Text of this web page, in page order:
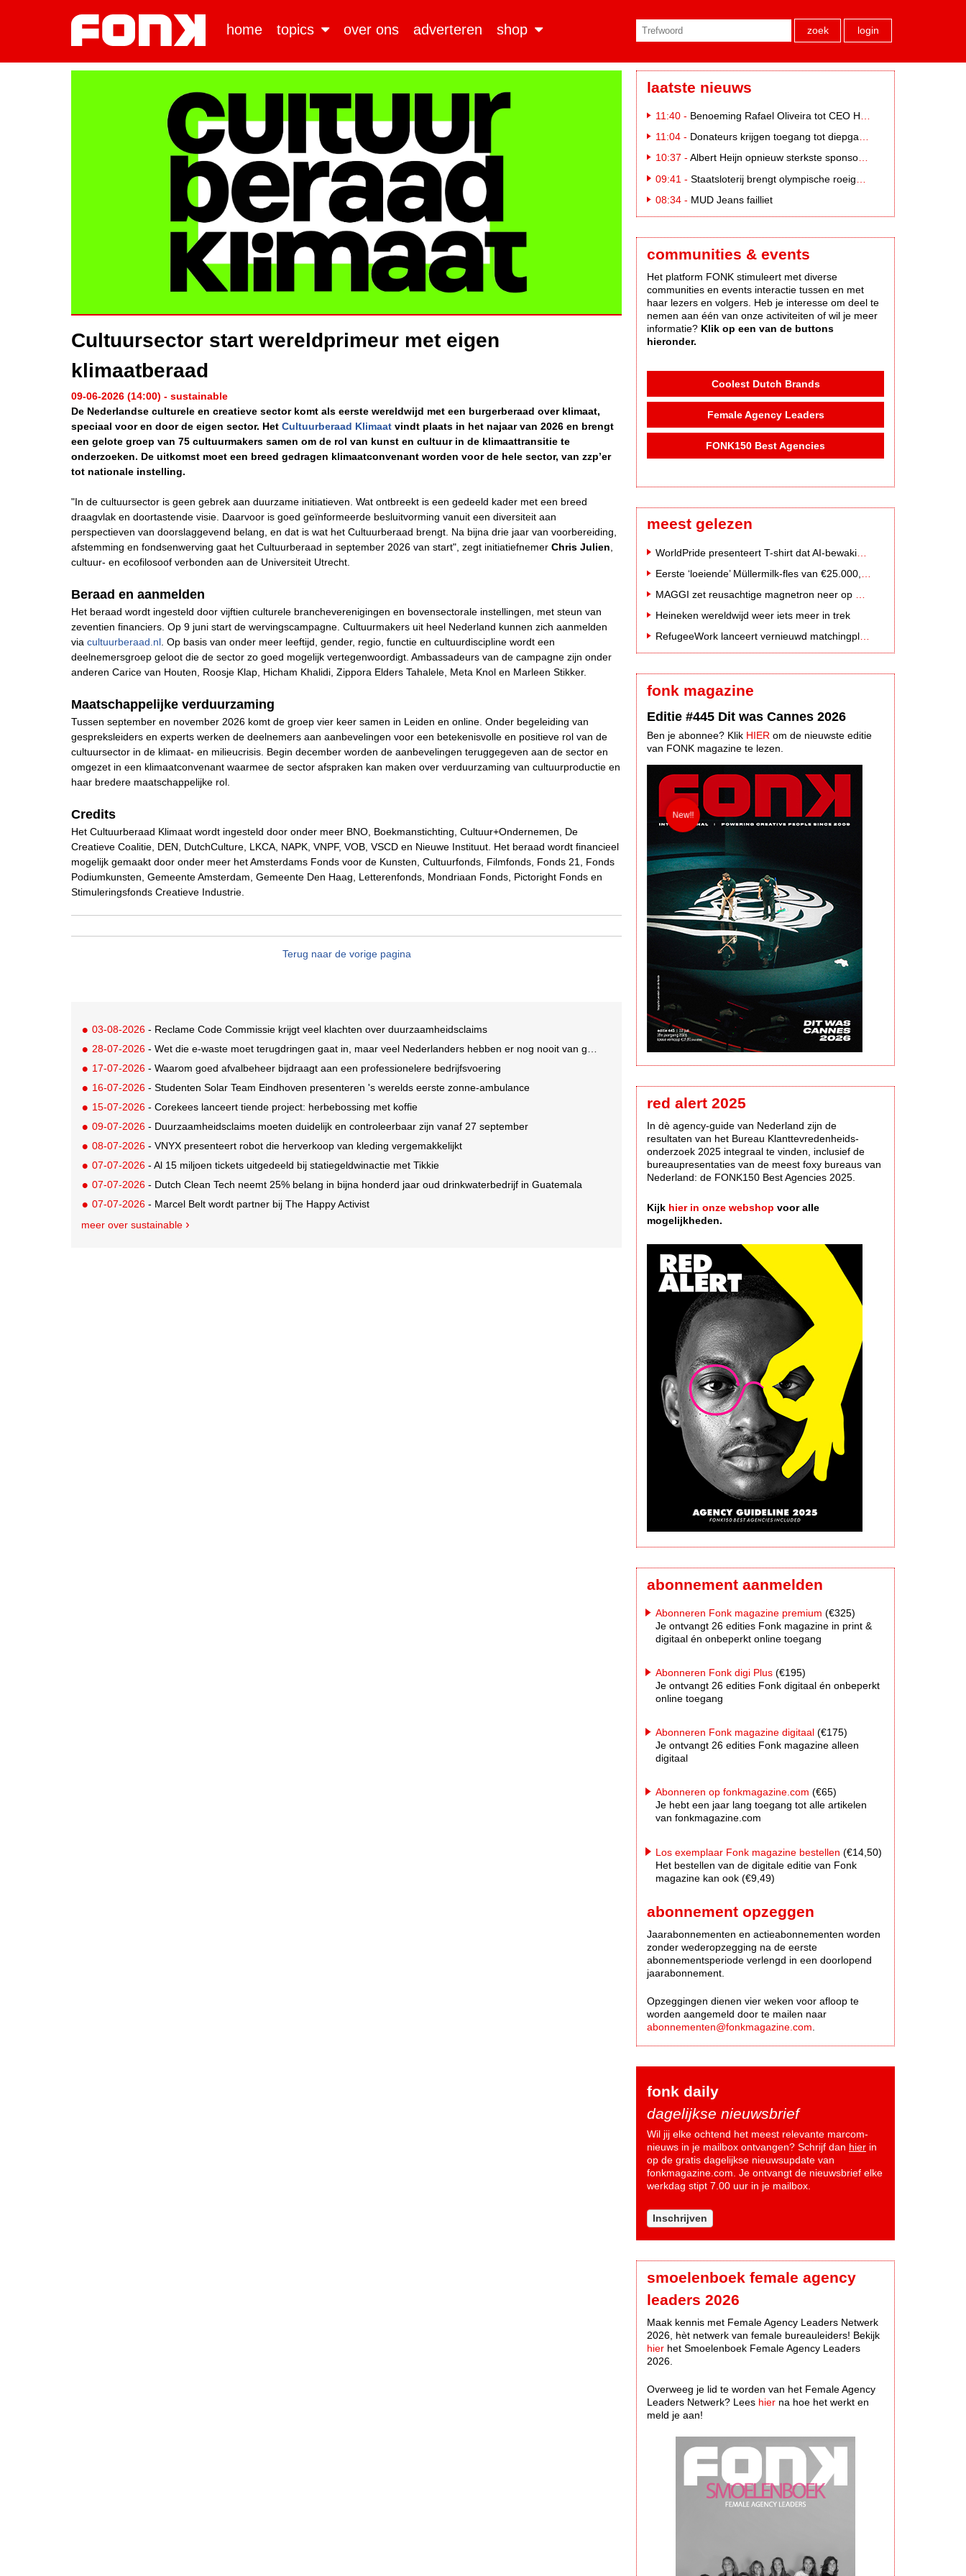
home topics over ons adverteren shop zoek login
Cultuursector start wereldprimeur met eigen
klimaatberaad
09-06-2026 (14:00) - sustainable
De Nederlandse culturele en creatieve sector komt als eerste wereldwijd met een burgerberaad over klimaat,
speciaal voor en door de eigen sector. Het Cultuurberaad Klimaat vindt plaats in het najaar van 2026 en brengt
een gelote groep van 75 cultuurmakers samen om de rol van kunst en cultuur in de klimaattransitie te
onderzoeken. De uitkomst moet een breed gedragen klimaatconvenant worden voor de hele sector, van zzp’er
tot nationale instelling.
"In de cultuursector is geen gebrek aan duurzame initiatieven. Wat ontbreekt is een gedeeld kader met een breed
draagvlak en doortastende visie. Daarvoor is goed geïnformeerde besluitvorming vanuit een diversiteit aan
perspectieven van doorslaggevend belang, en dat is wat het Cultuurberaad brengt. Na bijna drie jaar van voorbereiding,
afstemming en fondsenwerving gaat het Cultuurberaad in september 2026 van start", zegt initiatiefnemer Chris Julien,
cultuur- en ecofilosoof verbonden aan de Universiteit Utrecht.
Beraad en aanmelden
Het beraad wordt ingesteld door vijftien culturele brancheverenigingen en bovensectorale instellingen, met steun van
zeventien financiers. Op 9 juni start de wervingscampagne. Cultuurmakers uit heel Nederland kunnen zich aanmelden
via cultuurberaad.nl. Op basis van onder meer leeftijd, gender, regio, functie en cultuurdiscipline wordt een
deelnemersgroep geloot die de sector zo goed mogelijk vertegenwoordigt. Ambassadeurs van de campagne zijn onder
anderen Carice van Houten, Roosje Klap, Hicham Khalidi, Zippora Elders Tahalele, Meta Knol en Marleen Stikker.
Maatschappelijke verduurzaming
Tussen september en november 2026 komt de groep vier keer samen in Leiden en online. Onder begeleiding van
gespreksleiders en experts werken de deelnemers aan aanbevelingen voor een betekenisvolle en positieve rol van de
cultuursector in de klimaat- en milieucrisis. Begin december worden de aanbevelingen teruggegeven aan de sector en
omgezet in een klimaatconvenant waarmee de sector afspraken kan maken over verduurzaming van cultuurproductie en
haar bredere maatschappelijke rol.
Credits
Het Cultuurberaad Klimaat wordt ingesteld door onder meer BNO, Boekmanstichting, Cultuur+Ondernemen, De
Creatieve Coalitie, DEN, DutchCulture, LKCA, NAPK, VNPF, VOB, VSCD en Nieuwe Instituut. Het beraad wordt financieel
mogelijk gemaakt door onder meer het Amsterdams Fonds voor de Kunsten, Cultuurfonds, Filmfonds, Fonds 21, Fonds
Podiumkunsten, Gemeente Amsterdam, Gemeente Den Haag, Letterenfonds, Mondriaan Fonds, Pictoright Fonds en
Stimuleringsfonds Creatieve Industrie.
Terug naar de vorige pagina
03-08-2026 - Reclame Code Commissie krijgt veel klachten over duurzaamheidsclaims
28-07-2026 - Wet die e-waste moet terugdringen gaat in, maar veel Nederlanders hebben er nog nooit van gehoord
17-07-2026 - Waarom goed afvalbeheer bijdraagt aan een professionelere bedrijfsvoering
16-07-2026 - Studenten Solar Team Eindhoven presenteren 's werelds eerste zonne-ambulance
15-07-2026 - Corekees lanceert tiende project: herbebossing met koffie
09-07-2026 - Duurzaamheidsclaims moeten duidelijk en controleerbaar zijn vanaf 27 september
08-07-2026 - VNYX presenteert robot die herverkoop van kleding vergemakkelijkt
07-07-2026 - Al 15 miljoen tickets uitgedeeld bij statiegeldwinactie met Tikkie
07-07-2026 - Dutch Clean Tech neemt 25% belang in bijna honderd jaar oud drinkwaterbedrijf in Guatemala
07-07-2026 - Marcel Belt wordt partner bij The Happy Activist
meer over sustainable
laatste nieuws
11:40 - Benoeming Rafael Oliveira tot CEO Heineken nu defintief
11:04 - Donateurs krijgen toegang tot diepgaandere informatie over goede doelen
10:37 - Albert Heijn opnieuw sterkste sponsormerk, PostNL daalt
09:41 - Staatsloterij brengt olympische roeigeschiedenis tot leven voor WK Roeien
08:34 - MUD Jeans failliet
communities & events
Het platform FONK stimuleert met diverse
communities en events interactie tussen en met
haar lezers en volgers. Heb je interesse om deel te
nemen aan één van onze activiteiten of wil je meer
informatie? Klik op een van de buttons
hieronder.
Coolest Dutch Brands
Female Agency Leaders
FONK150 Best Agencies
meest gelezen
Heineken wereldwijd weer iets meer in trek
RefugeeWork lanceert vernieuwd matchingplatform voor nieuwkomers en werkgevers
fonk magazine
Editie #445 Dit was Cannes 2026
Ben je abonnee? Klik HIER om de nieuwste editie
van FONK magazine te lezen.
red alert 2025
In dè agency-guide van Nederland zijn de
resultaten van het Bureau Klanttevredenheids-
onderzoek 2025 integraal te vinden, inclusief de
bureaupresentaties van de meest foxy bureaus van
Nederland: de FONK150 Best Agencies 2025.
Kijk hier in onze webshop voor alle
mogelijkheden.
abonnement aanmelden
Abonneren Fonk magazine premium (€325)
Je ontvangt 26 edities Fonk magazine in print &
digitaal én onbeperkt online toegang
Abonneren Fonk digi Plus (€195)
Je ontvangt 26 edities Fonk digitaal én onbeperkt
online toegang
Abonneren Fonk magazine digitaal (€175)
Je ontvangt 26 edities Fonk magazine alleen
digitaal
Abonneren op fonkmagazine.com (€65)
Je hebt een jaar lang toegang tot alle artikelen
van fonkmagazine.com
Los exemplaar Fonk magazine bestellen (€14,50)
Het bestellen van de digitale editie van Fonk
magazine kan ook (€9,49)
abonnement opzeggen
Jaarabonnementen en actieabonnementen worden
zonder wederopzegging na de eerste
abonnementsperiode verlengd in een doorlopend
jaarabonnement.
Opzeggingen dienen vier weken voor afloop te
worden aangemeld door te mailen naar
abonnementen@fonkmagazine.com
fonk daily
dagelijkse nieuwsbrief
Wil jij elke ochtend het meest relevante marcom-
nieuws in je mailbox ontvangen? Schrijf dan hier in
op de gratis dagelijkse nieuwsupdate van
fonkmagazine.com. Je ontvangt de nieuwsbrief elke
werkdag stipt 7.00 uur in je mailbox.
Inschrijven
smoelenboek female agency
leaders 2026
Maak kennis met Female Agency Leaders Netwerk
2026, hèt netwerk van female bureauleiders! Bekijk
hier het Smoelenboek Female Agency Leaders
2026.
Overweeg je lid te worden van het Female Agency
Leaders Netwerk? Lees hier na hoe het werkt en
meld je aan!